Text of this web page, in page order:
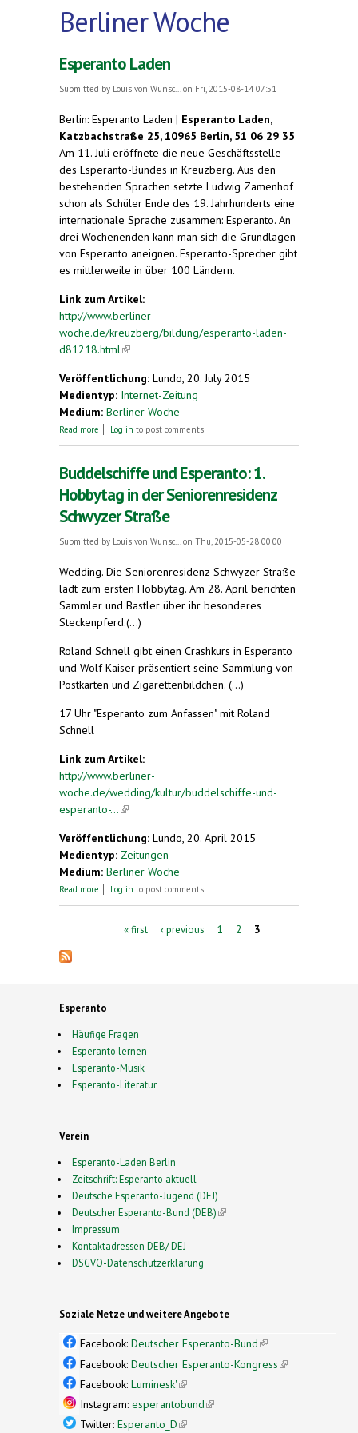
Berliner Woche
Esperanto Laden
Submitted by Louis von Wunsc... on Fri, 2015-08-14 07:51
Berlin: Esperanto Laden | Esperanto Laden,
Katzbachstraße 25, 10965 Berlin, 51 06 29 35
Am 11. Juli eröffnete die neue Geschäftsstelle
des Esperanto-Bundes in Kreuzberg. Aus den
bestehenden Sprachen setzte Ludwig Zamenhof
schon als Schüler Ende des 19. Jahrhunderts eine
internationale Sprache zusammen: Esperanto. An
drei Wochenenden kann man sich die Grundlagen
von Esperanto aneignen. Esperanto-Sprecher gibt
es mittlerweile in über 100 Ländern.
Link zum Artikel:
http://www.berliner-
woche.de/kreuzberg/bildung/esperanto-laden-
d81218.html (link is external)
Veröffentlichung: Lundo, 20. July 2015
Medientyp: Internet-Zeitung
Medium: Berliner Woche
Read more about Esperanto Laden
Log in to post comments
Buddelschiffe und Esperanto: 1.
Hobbytag in der Seniorenresidenz
Schwyzer Straße
Submitted by Louis von Wunsc... on Thu, 2015-05-28 00:00
Wedding. Die Seniorenresidenz Schwyzer Straße
lädt zum ersten Hobbytag. Am 28. April berichten
Sammler und Bastler über ihr besonderes
Steckenpferd.(...)
Roland Schnell gibt einen Crashkurs in Esperanto
und Wolf Kaiser präsentiert seine Sammlung von
Postkarten und Zigarettenbildchen. (...)
17 Uhr "Esperanto zum Anfassen" mit Roland
Schnell
Link zum Artikel:
http://www.berliner-
woche.de/wedding/kultur/buddelschiffe-und-
esperanto-...(link is external)
Veröffentlichung: Lundo, 20. April 2015
Medientyp: Zeitungen
Medium: Berliner Woche
Read more about Buddelschiffe und Esperanto: 1. Hobbytag in
Log in to post comments
« first ‹ previous 1 2 3
Esperanto
Häufige Fragen
Esperanto lernen
Esperanto-Musik
Esperanto-Literatur
Verein
Esperanto-Laden Berlin
Zeitschrift: Esperanto aktuell
Deutsche Esperanto-Jugend (DEJ)
Deutscher Esperanto-Bund (DEB)(link is external)
Impressum
Kontaktadressen DEB/ DEJ
DSGVO-Datenschutzerklärung
Soziale Netze und weitere Angebote
Facebook: Deutscher Esperanto-Bund(link is
external)
Facebook: Deutscher Esperanto-Kongress(link is
Facebook: Luminesk'(link is external)
Instagram: esperantobund(link is external)
Twitter: Esperanto_D(link is external)